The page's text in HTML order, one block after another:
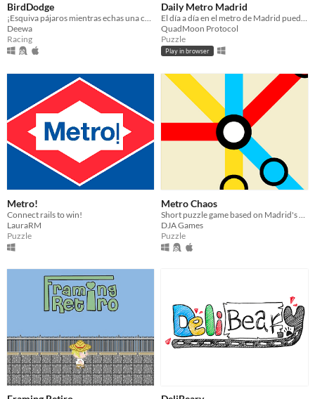
BirdDodge
¡Esquiva pájaros mientras echas una carrera de teleféricos!
Deewa
Racing
Daily Metro Madrid
El día a día en el metro de Madrid puede ser muy estresante.
QuadMoon Protocol
Puzzle
Play in browser
Metro!
Connect rails to win!
LauraRM
Puzzle
Metro Chaos
DJA Games
Puzzle